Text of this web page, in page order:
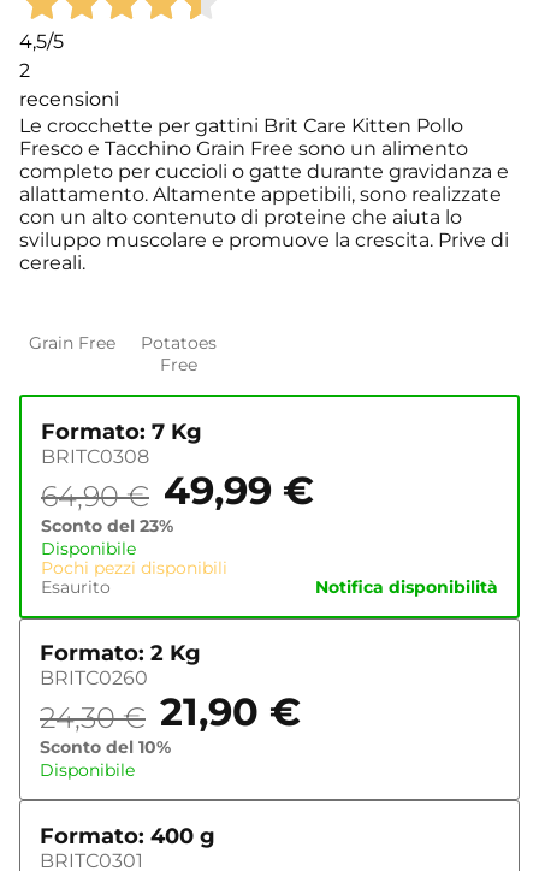
4,5/5
2
recensioni
Le crocchette per gattini Brit Care Kitten Pollo
Fresco e Tacchino Grain Free sono un alimento
completo per cuccioli o gatte durante gravidanza e
allattamento. Altamente appetibili, sono realizzate
con un alto contenuto di proteine che aiuta lo
sviluppo muscolare e promuove la crescita. Prive di
cereali.
Grain Free
Potatoes
Free
Formato: 7 Kg
BRITC0308
64,90€ 49,99 €
Sconto del 23%
Disponibile
Pochi pezzi disponibili
Esaurito
Notifica disponibilità
Formato: 2 Kg
BRITC0260
24,30€ 21,90 €
Sconto del 10%
Disponibile
Formato: 400 g
BRITC0301